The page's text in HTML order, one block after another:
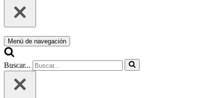
Menú de navegación
Buscar...